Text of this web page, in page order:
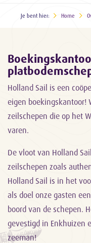
Je bent hier: Home
Holland Sail is een
eigen boekingskantoor!
zeilschepen die op het
varen.
De vloot van Holland
zeilschepen zoals
Holland Sail is in het
als doel onze gasten
boord van de schepen.
gevestigd in Enkhuizen
zeeman!